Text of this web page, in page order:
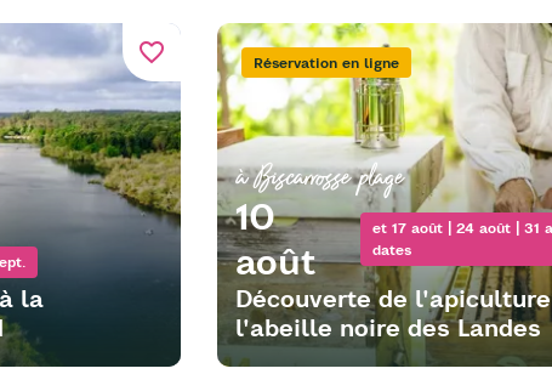
favorite_border
la
Réservation en ligne
à Biscarrosse plage
10
août
et 17 août | 24 août | 31
dates
Découverte de
l'abeille noire des Landes